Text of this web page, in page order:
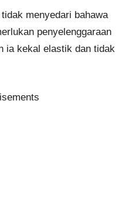
menyedari bahawa
penyelenggaraan
ia kekal elastik dan tidak